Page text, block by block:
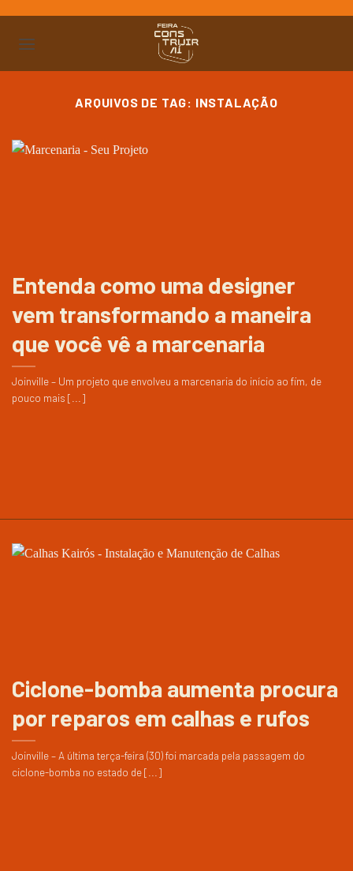
para
ARQUIVOS DE TAG: INSTALAÇÃO
Entenda como uma designer
vem transformando a maneira
que você vê a marcenaria
Joinville – Um projeto que envolveu a marcenaria do início ao fim, de
pouco mais [...]
Ciclone-bomba aumenta procura
por reparos em calhas e rufos
Joinville – A última terça-feira (30) foi marcada pela passagem do
ciclone-bomba no estado de [...]